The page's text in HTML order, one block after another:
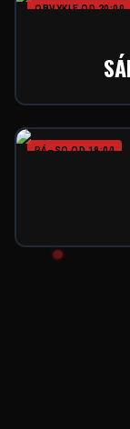
OBVYKLE OD 20:00
PÁ–SO OD 19:00